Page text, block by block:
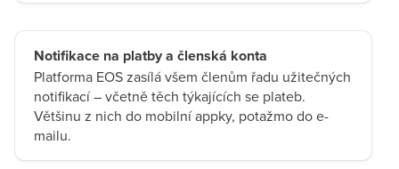
Notifikace na platby a členská konta
Platforma EOS zasílá všem členům řadu užitečných
notifikací – včetně těch týkajících se plateb.
Většinu z nich do mobilní appky, potažmo do e-
mailu.